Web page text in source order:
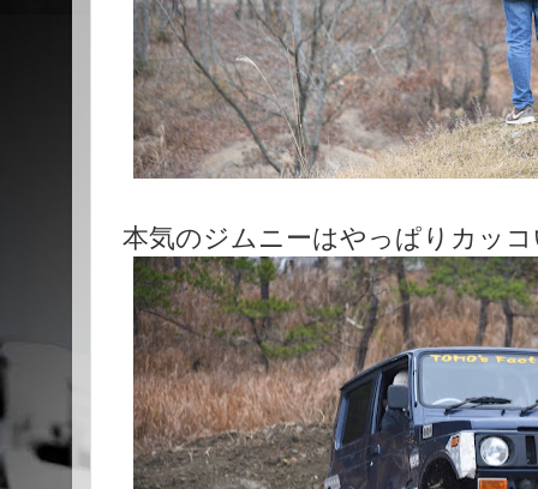
本気のジムニーはやっぱりカッ